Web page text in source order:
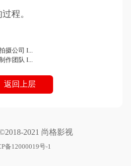
程。
摄公司 I...
作团队 I...
返回上层
2021 尚格影视
备12000019号-1